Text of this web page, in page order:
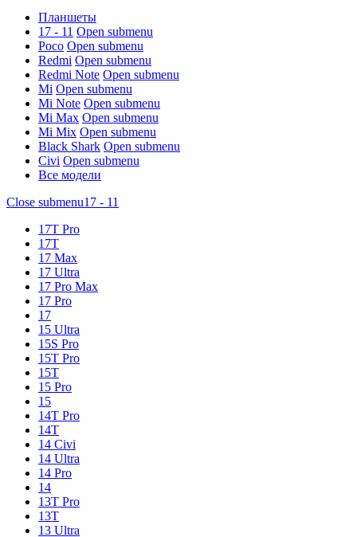
Планшеты
17 - 11 Open submenu
Poco Open submenu
Redmi Open submenu
Redmi Note Open submenu
Mi Open submenu
Mi Note Open submenu
Mi Max Open submenu
Mi Mix Open submenu
Black Shark Open submenu
Civi Open submenu
Все модели
Close submenu17 - 11
17T Pro
17T
17 Max
17 Ultra
17 Pro Max
17 Pro
17
15 Ultra
15S Pro
15T Pro
15T
15 Pro
15
14T Pro
14T
14 Civi
14 Ultra
14 Pro
14
13T Pro
13T
13 Ultra